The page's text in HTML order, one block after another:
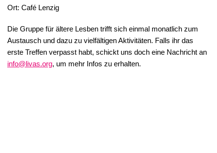
Ort: Café Lenzig
Die Gruppe für ältere Lesben trifft sich einmal monatlich zum
Austausch und dazu zu vielfältigen Aktivitäten. Falls ihr das
erste Treffen verpasst habt, schickt uns doch eine Nachricht an
info@livas.org, um mehr Infos zu erhalten.